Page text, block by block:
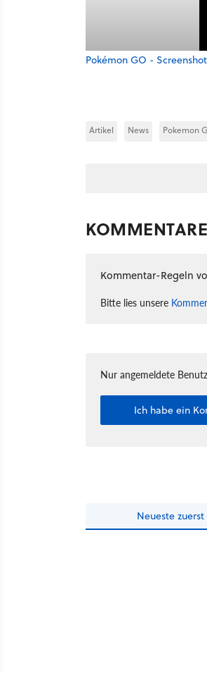
Pokémon GO -
Artikel News Pokemon
KOMMENTARE
Kommentar-Regeln
Bitte lies unsere
Nur angemeldete
Ich habe ein
Neueste zuerst